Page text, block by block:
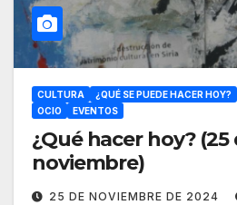
CULTURA ¿QUÉ SE PUEDE HACER HOY?
OCIO
EVENTOS
¿Qué hacer hoy? (25
noviembre)
25 DE NOVIEMBRE DE 2024